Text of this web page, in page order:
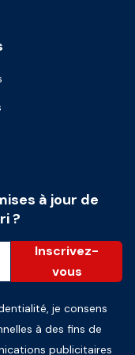
à jour de
?
Inscrivez-
vous
, je consens
à des fins de
publicitaires